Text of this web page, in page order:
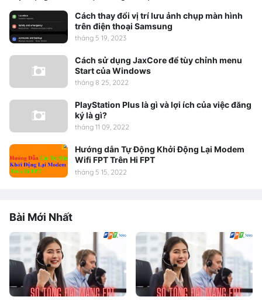
Cách thay đổi vị trí lưu ảnh chụp màn hình
trên điện thoại Samsung
tháng 5 19, 2023
Cách sử dụng JaxCore để tùy chỉnh menu
Start của Windows
tháng 8 25, 2022
PlayStation Plus là gì và lợi ích của việc đăng
ký là gì?
tháng 11 09, 2022
Hướng dẫn Tự Động Khởi Động Lại Modem
Wifi FPT Trên Hi FPT
tháng 5 15, 2022
Bài Mới Nhất